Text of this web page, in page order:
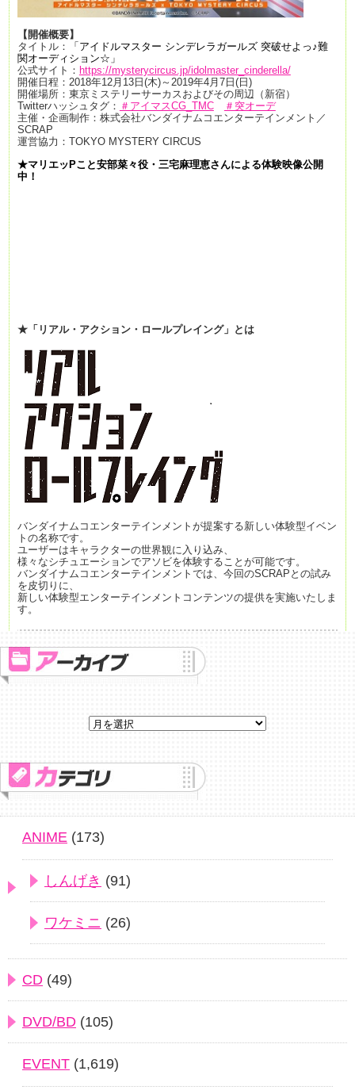
【開催概要】
タイトル：
「アイドルマスター シンデレラガールズ 突破せよっ♪難
関オーディション☆」
公式サイト： https://mysterycircus.jp/idolmaster_cinderella/
開催日程：2018年12月13日(木)～2019年4月7日(日)
開催場所：東京ミステリーサーカスおよびその周辺（新宿）
Twitterハッシュタグ： ＃アイマスCG_TMC
＃突オーデ
主催・企画制作：株式会社バンダイナムコエンターテインメント／
SCRAP
運営協力：TOKYO MYSTERY CIRCUS
★マリエッPこと安部菜々役・三宅麻理恵さんによる体験映像公開
中！
★「リアル・アクション・ロールプレイング」とは
バンダイナムコエンターテインメントが提案する新しい体験型イベン
トの名称です。
ユーザーはキャラクターの世界観に入り込み、
様々なシチュエーションでアソビを体験することが可能です。
バンダイナムコエンターテインメントでは、今回のSCRAPとの試み
を皮切りに、
新しい体験型エンターテインメントコンテンツの提供を実施いたしま
す。
ANIME (173)
しんげき (91)
ワケミニ (26)
CD (49)
DVD/BD (105)
EVENT (1,619)